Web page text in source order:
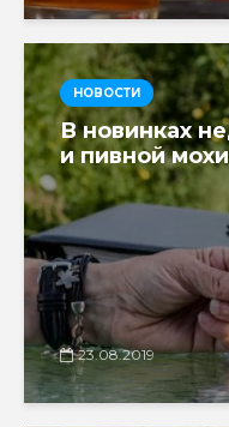
НОВОСТИ
В новинках
и пивной
23.08.2019